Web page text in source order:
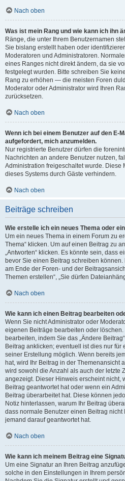
Nach oben
Was ist mein Rang und wie kann ich ihn
Ränge, die unter Ihrem Benutzernamen
Sie bislang erstellt haben oder
Moderatoren und Administratoren.
eines Ranges nicht direkt ändern, da sie
festgelegt wurden. Bitte schreiben Sie
Rang zu erhöhen — die meisten Foren
Moderator oder Administrator wird Ihren
zurücksetzen.
Nach oben
Wenn ich bei einem Benutzer auf den E-
aufgefordert, mich anzumelden.
Nur registrierte Benutzer dürfen die
Nachrichten an andere Benutzer nutzen,
Administration freigeschaltet wurde. Diese
dieses Systems durch Gäste verhindern.
Nach oben
Beiträge schreiben
Wie erstelle ich ein neues Thema oder
Um ein neues Thema in einem Forum zu
Thema“ klicken. Um auf einen Beitrag zu
„Antworten“ klicken. Es könnte sein, dass
bevor Sie einen Beitrag schreiben
am Ende der Foren- und der
Themen erstellen“, „Sie dürfen
Nach oben
Wie kann ich einen Beitrag bearbeiten
Wenn Sie nicht Administrator oder
eigenen Beiträge bearbeiten oder
bearbeiten, indem Sie das „Ändere
Beitrag anklicken; eventuell ist dies nur für
seiner Erstellung möglich. Wenn bereits
hat, wird Ihr Beitrag in der Themenansicht
wird sowohl die Anzahl als auch der letzte
angezeigt. Dieser Hinweis erscheint nicht,
Beitrag geantwortet hat oder wenn ein
Beitrag überarbeitet hat. Diese können
Notiz hinterlassen, warum Ihr Beitrag
dass normale Benutzer einen Beitrag
jemand darauf geantwortet hat.
Nach oben
Wie kann ich meinem Beitrag eine
Um eine Signatur an Ihren Beitrag
solche in den Einstellungen in Ihrem